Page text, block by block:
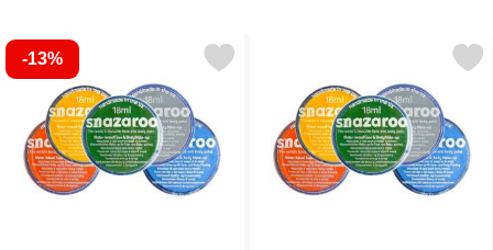
-13%
Merkitse snazaroo Kasvomaali Black suosikiksi
Merkitse snazaroo